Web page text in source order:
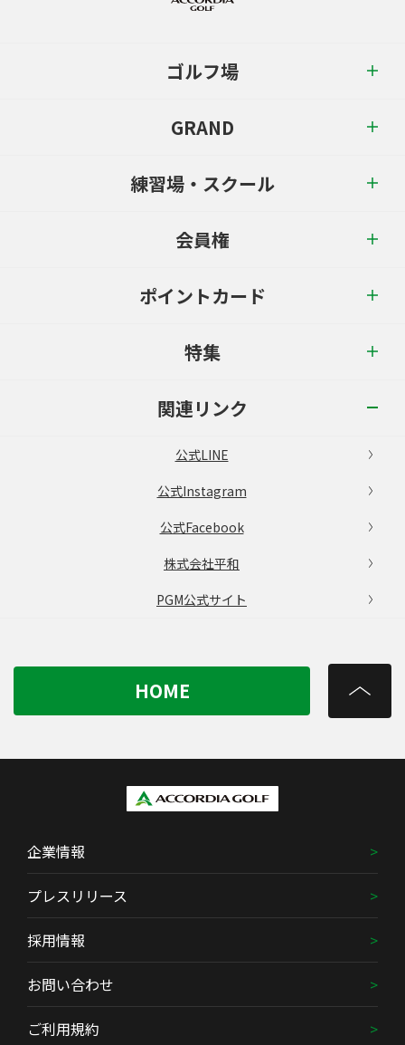
ゴルフ場
GRAND
練習場・スクール
会員権
ポイントカード
特集
関連リンク
公式LINE
公式Instagram
公式Facebook
株式会社平和
PGM公式サイト
HOME
企業情報
プレスリリース
採用情報
お問い合わせ
ご利用規約